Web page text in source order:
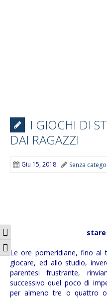
Attiva/disattiva alto
Attiva/disattiva
I GIOCHI DI
DAI RAGAZZI
Giu 15, 2018 Senza
Le ore pomeridiane, fino al
giocare, ed allo studio,
parentesi frustrante,
successivo quel poco di
per almeno tre o quattro